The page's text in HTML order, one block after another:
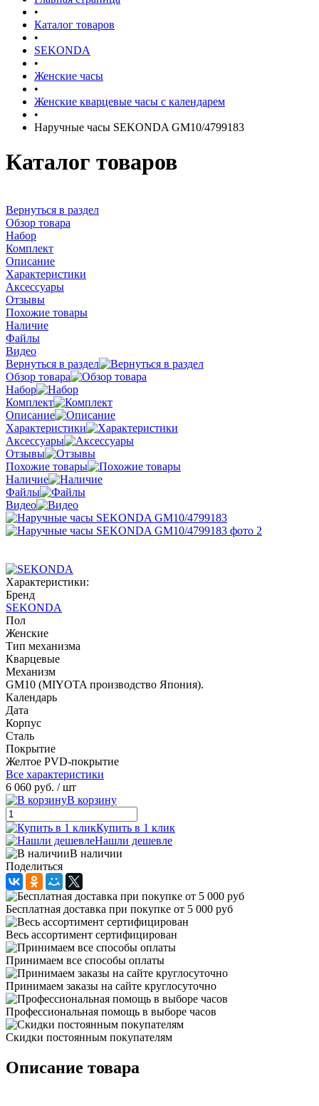
•
Каталог товаров
•
SEKONDA
•
Женские часы
•
Женские кварцевые часы с календарем
•
Наручные часы SEKONDA GM10/4799183
Каталог товаров
Вернуться в раздел
Обзор товара
Набор
Комплект
Описание
Характеристики
Аксессуары
Отзывы
Похожие товары
Наличие
Файлы
Видео
Вернуться в раздел
Обзор товара
Набор
Комплект
Описание
Характеристики
Аксессуары
Отзывы
Похожие товары
Наличие
Файлы
Видео
Характеристики:
Бренд
SEKONDA
Пол
Женские
Тип механизма
Кварцевые
Механизм
GМ10 (MIYOTA производство Япония).
Календарь
Дата
Корпус
Сталь
Покрытие
Желтое PVD-покрытие
Все характеристики
6 060 руб. / шт
В корзину
Купить в 1 клик
Нашли дешевле
В наличии
Поделиться
Бесплатная доставка при покупке от 5 000 руб
Весь ассортимент сертифицирован
Принимаем все способы оплаты
Принимаем заказы на сайте круглосуточно
Профессиональная помощь в выборе часов
Скидки постоянным покупателям
Описание товара